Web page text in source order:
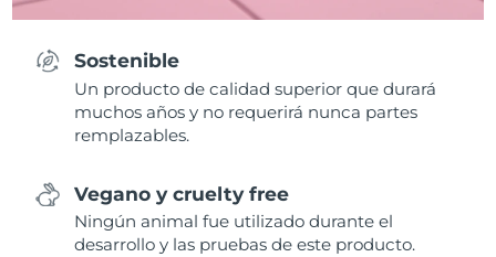
Sostenible
Un producto de calidad superior que durará
muchos años y no requerirá nunca partes
remplazables.
Vegano y cruelty free
Ningún animal fue utilizado durante el
desarrollo y las pruebas de este producto.